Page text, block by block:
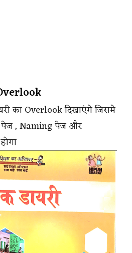
का Overlook दिखाएंगे जिसमे
पेज , Naming पेज और